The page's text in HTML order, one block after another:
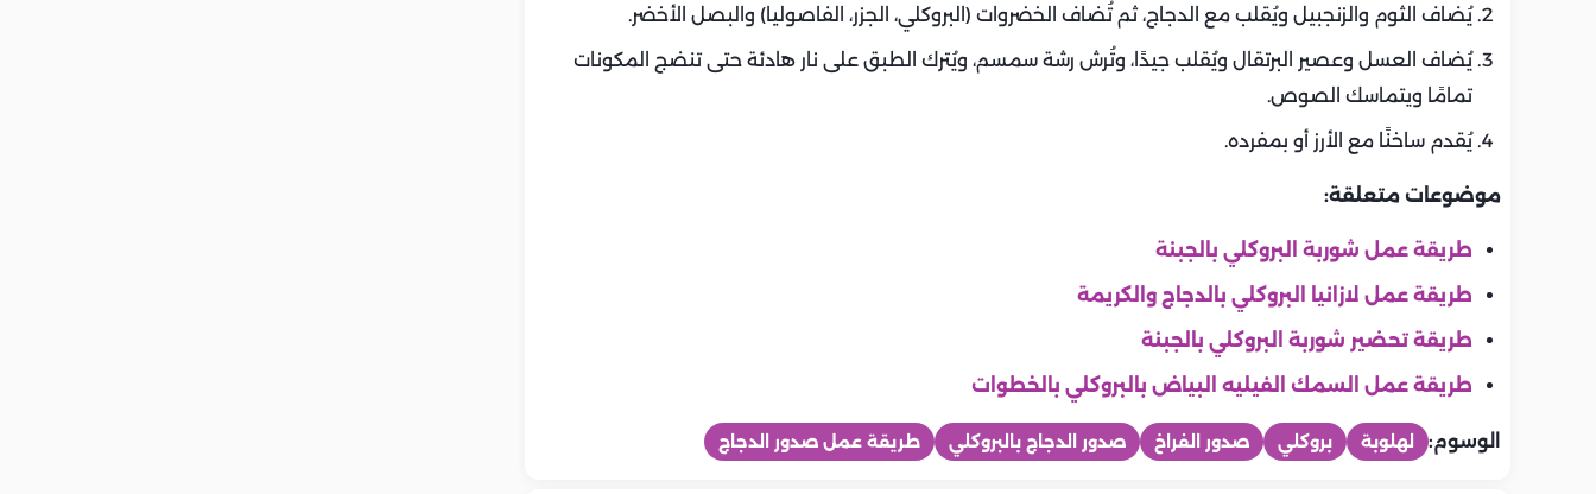
يُضاف الثوم والزنجبيل ويُقلب مع الدجاج، ثم تُضاف الخضروات (البروكلي، الجزر، الفاصوليا) والبصل الأخضر.
يُضاف العسل وعصير البرتقال ويُقلب جيدًا، وتُرش رشة سمسم، ويُترك الطبق على نار هادئة حتى تنضج المكونات
تمامًا ويتماسك الصوص.
يُقدم ساخنًا مع الأرز أو بمفرده.
موضوعات متعلقة:
طريقة عمل شوربة البروكلي بالجبنة
طريقة عمل لازانيا البروكلي بالدجاج والكريمة
طريقة تحضير شوربة البروكلي بالجبنة
طريقة عمل السمك الفيليه البياض بالبروكلي بالخطوات
الوسوم: لهلوبة بروكلي صدور الفراخ صدور الدجاج بالبروكلي طريقة عمل صدور الدجاج